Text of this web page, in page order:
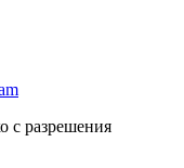
с разрешения